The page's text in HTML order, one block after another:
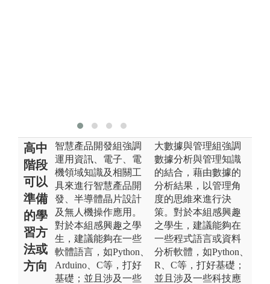
高中
階段
可以
準備
的學
習方
法或
方向
智慧產品開發組強調
運用資訊、電子、電
機領域知識及相關工
具來進行智慧產品開
發、半導體晶片設計
及無人機操作應用。
對於本組感興趣之學
生，建議能夠在一些
軟體語言，如Python、
Arduino、C等，打好
基礎；並且涉及一些
大數據與管理組強調
數據分析與管理知識
的結合，藉由數據的
分析結果，以管理角
度的思維來進行決
策。對於本組感興趣
之學生，建議能夠在
一些程式語言或資料
分析軟體，如Python、
R、C等，打好基礎；
並且涉及一些科技應